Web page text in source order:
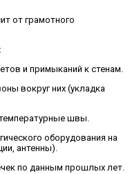
от грамотного
и примыканий к стенам.
вокруг них (укладка
швы.
оборудования на
антенны).
по данным прошлых лет.